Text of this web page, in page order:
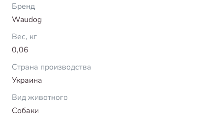
Бренд
Waudog
Вес, кг
0,06
Страна производства
Украина
Вид животного
Собаки